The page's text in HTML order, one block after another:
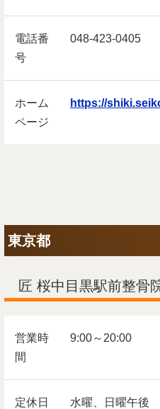
電話番
号
048-423-0405
ホーム
ページ
https://
東京都
匠 桜中目黒駅前整骨
営業時
間
9:00～20:00
定休日 水曜、日曜午後